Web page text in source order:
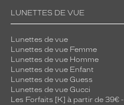
LUNETTES DE VUE
Lunettes de vue
Lunettes de vue Femme
Lunettes de vue Homme
Lunettes de vue Enfant
Lunettes de vue Guess
Lunettes de vue Gucci
Les Forfaits [K] à partir de 39€ -